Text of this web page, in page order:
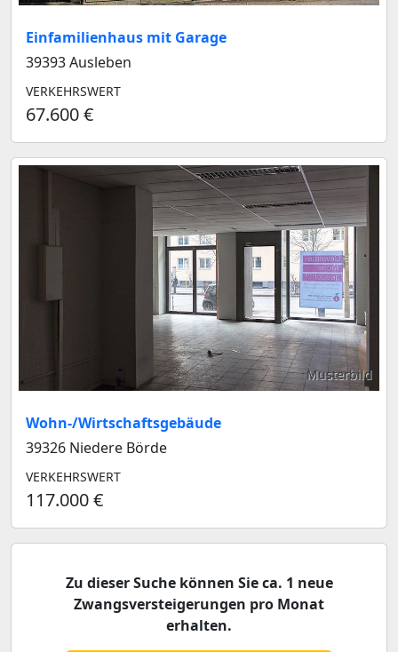
Einfamilienhaus mit Garage
39393 Ausleben
VERKEHRSWERT
67.600 €
Musterbild
Wohn-/Wirtschaftsgebäude
39326 Niedere Börde
VERKEHRSWERT
117.000 €
Zu dieser Suche können Sie ca. 1 neue
Zwangsversteigerungen pro Monat
erhalten.